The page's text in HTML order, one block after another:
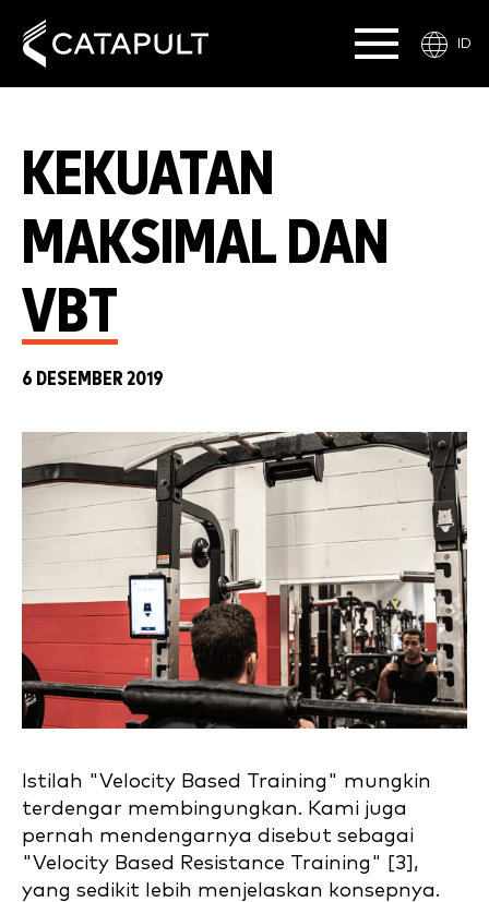
ID
KEKUATAN
MAKSIMAL DAN
VBT
6 DESEMBER 2019
Istilah "Velocity Based Training" mungkin
terdengar membingungkan. Kami juga
pernah mendengarnya disebut sebagai
"Velocity Based Resistance Training" [3],
yang sedikit lebih menjelaskan konsepnya.